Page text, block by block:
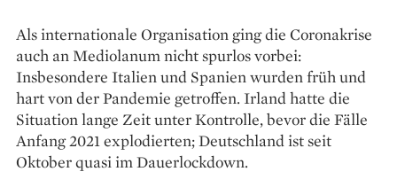
Als internationale Organisation ging die Coronakrise
auch an Mediolanum nicht ­spurlos vorbei:
Insbesondere Italien und Spanien wurden früh und
hart von der Pan­demie getroffen. Irland hatte die
Situation lange Zeit unter Kontrolle, bevor die Fälle
Anfang 2021 explodierten; Deutschland ist seit
Oktober quasi im Dauerlockdown.